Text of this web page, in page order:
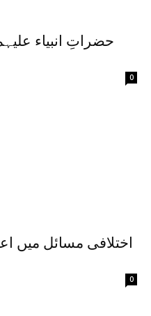
حضراتِ انبیاء
0
اختلافی مسائل میں
0